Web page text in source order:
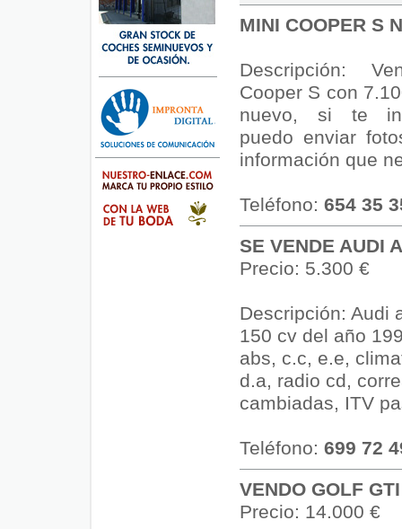
MINI COOPER S
Descripción:
Cooper S con
nuevo, si te
puedo enviar
información que
Teléfono: 654 35
SE VENDE AUDI
Precio: 5.300 €
Descripción: Audi
150 cv del año
abs, c.c, e.e,
d.a, radio cd,
cambiadas, ITV
Teléfono: 699 72
VENDO GOLF
Precio: 14.000 €